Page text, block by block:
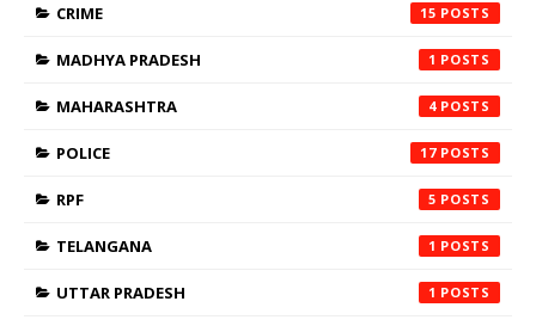
CRIME 15
MADHYA PRADESH 1
MAHARASHTRA 4
POLICE 17
RPF 5
TELANGANA 1
UTTAR PRADESH 1